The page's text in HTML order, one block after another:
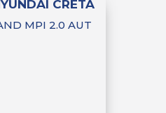
CRETA
MPI 2.0 AUT